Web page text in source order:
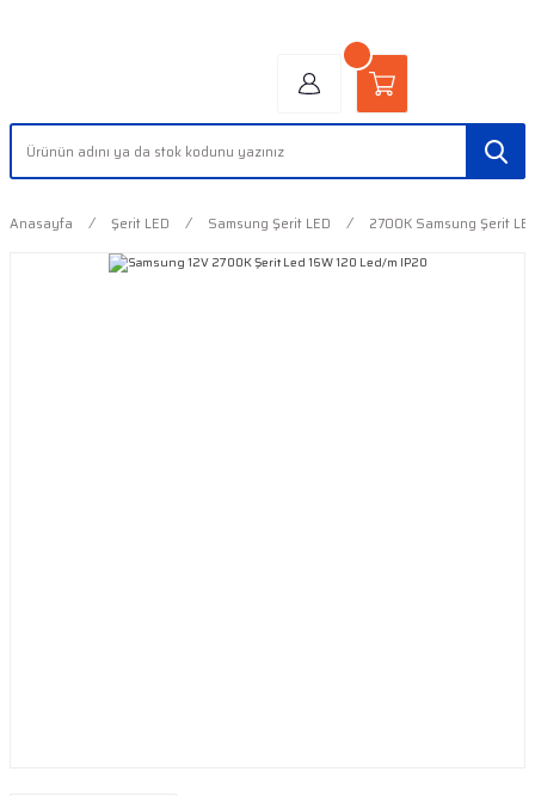
Anasayfa Şerit LED Samsung Şerit LED 2700K Samsung Şerit